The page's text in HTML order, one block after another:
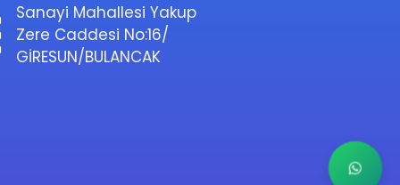
Sanayi Mahallesi Yakup
Zere Caddesi No:16/
GİRESUN/BULANCAK